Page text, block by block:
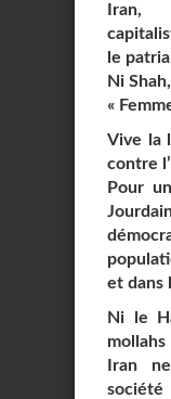
Iran,
le
Ni
«
Vive la
contre
Pour
et dans
Ni le
Iran
société